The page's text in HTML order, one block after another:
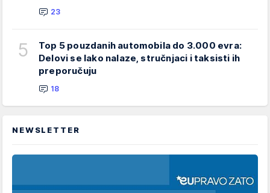
23
5
Top 5 pouzdanih automobila do 3.000 evra:
Delovi se lako nalaze, stručnjaci i taksisti ih
preporučuju
18
NEWSLETTER